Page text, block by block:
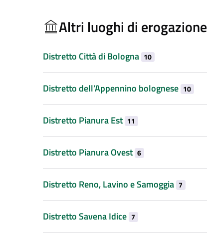
Altri luoghi di erogazione
Distretto Città di Bologna 10
Distretto dell’Appennino bolognese 10
Distretto Pianura Est 11
Distretto Pianura Ovest 6
Distretto Reno, Lavino e Samoggia 7
Distretto Savena Idice 7